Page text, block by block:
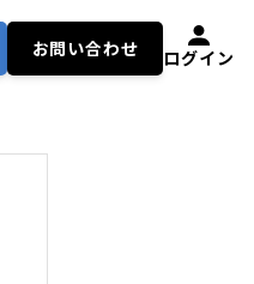
お問い合わせ ログイン